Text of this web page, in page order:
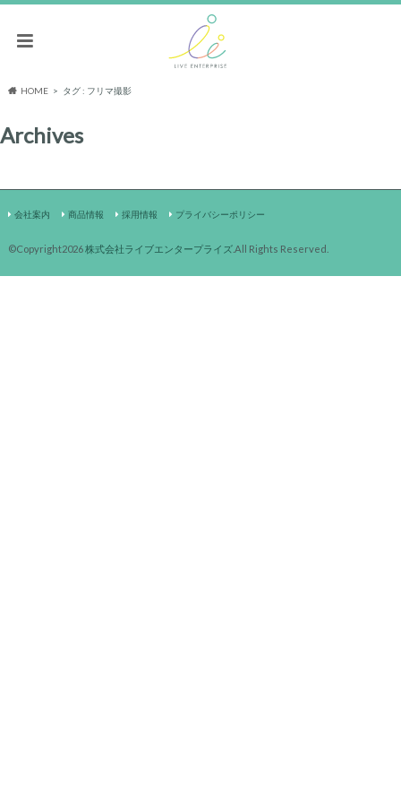
HOME タグ : フリマ撮影
Archives
会社案内 商品情報 採用情報 プライバシーポリシー
©Copyright2026株式会社ライブエンタープライズ.All Rights Reserved.